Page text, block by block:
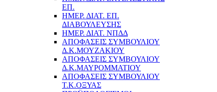
ΕΠ.
ΗΜΕΡ. ΔΙΑΤ. ΕΠ.
ΔΙΑΒΟΥΛΕΥΣΗΣ
ΗΜΕΡ. ΔΙΑΤ. ΝΠΔΔ
ΑΠΟΦΑΣΕΙΣ ΣΥΜΒΟΥΛΙΟΥ
Δ.Κ.ΜΟΥΖΑΚΙΟΥ
ΑΠΟΦΑΣΕΙΣ ΣΥΜΒΟΥΛΙΟΥ
Δ.Κ.ΜΑΥΡΟΜΜΑΤΙΟΥ
ΑΠΟΦΑΣΕΙΣ ΣΥΜΒΟΥΛΙΟΥ
Τ.Κ.ΟΞΥΑΣ